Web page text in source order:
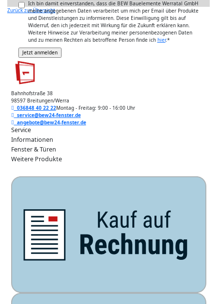
Zurück zur Übersicht
Ich bin damit einverstanden, dass die BEW Bauelemente Werratal GmbH
meine angegebenen Daten verarbeitet um mich per Email über Produkte
und Dienstleistungen zu informieren. Diese Einwilligung gilt bis auf
Widerruf, den ich jederzeit mit Wirkung für die Zukunft erklären kann.
Weitere Hinweise zur Verarbeitung meiner personenbezogenen Daten
und zu meinen Rechten als betroffene Person finde ich hier.*
Bahnhofstraße 38
98597 Breitungen/Werra
036848 40 22 22Montag - Freitag: 9:00 - 16:00 Uhr
service@bew24-fenster.de
angebote@bew24-fenster.de
Service
Informationen
Fenster & Türen
Weitere Produkte